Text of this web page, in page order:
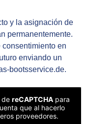
y la asignación de
permanentemente.
consentimiento en
enviando un
bootsservice.de.
de reCAPTCHApara
que al hacerlo
proveedores.